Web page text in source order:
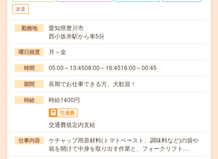
派遣
勤務地
愛知県豊川市
西小坂井駅から車5分
曜日頻度 月～金
時間 05:00～13:4508:00～16:4516:00～00:45
期間 長期でお仕事できる方、大歓迎！
時給 時給1400円
交通費
交通費規定内支給
仕事内容
ケチャップ用原材料(トマトペースト、調味料など)の袋や
箱を開けて中身を取り出す作業と、フォークリフト…